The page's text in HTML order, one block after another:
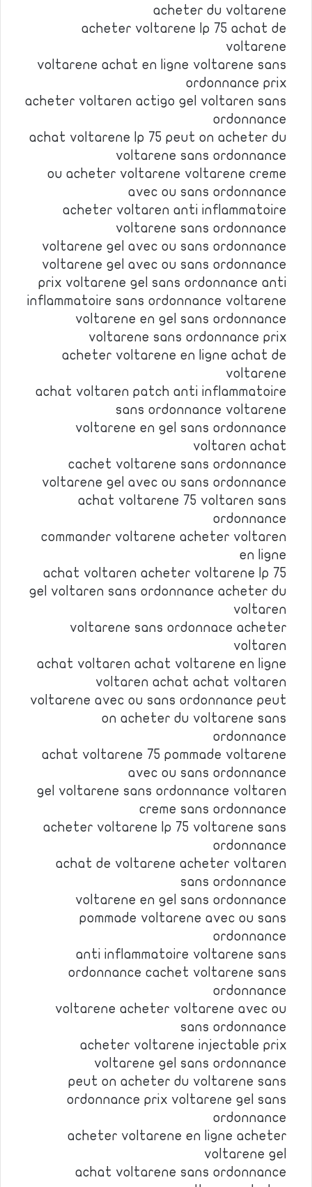
acheter du voltarene
acheter voltarene lp 75 achat de
voltarene
voltarene achat en ligne voltarene sans
ordonnance prix
acheter voltaren actigo gel voltaren sans
ordonnance
achat voltarene lp 75 peut on acheter du
voltarene sans ordonnance
ou acheter voltarene voltarene creme
avec ou sans ordonnance
acheter voltaren anti inflammatoire
voltarene sans ordonnance
voltarene gel avec ou sans ordonnance
voltarene gel avec ou sans ordonnance
prix voltarene gel sans ordonnance anti
inflammatoire sans ordonnance voltarene
voltarene en gel sans ordonnance
voltarene sans ordonnance prix
acheter voltarene en ligne achat de
voltarene
achat voltaren patch anti inflammatoire
sans ordonnance voltarene
voltarene en gel sans ordonnance
voltaren achat
cachet voltarene sans ordonnance
voltarene gel avec ou sans ordonnance
achat voltarene 75 voltaren sans
ordonnance
commander voltarene acheter voltaren
en ligne
achat voltaren acheter voltarene lp 75
gel voltaren sans ordonnance acheter du
voltaren
voltarene sans ordonnace acheter
voltaren
achat voltaren achat voltarene en ligne
voltaren achat achat voltaren
voltarene avec ou sans ordonnance peut
on acheter du voltarene sans
ordonnance
achat voltarene 75 pommade voltarene
avec ou sans ordonnance
gel voltarene sans ordonnance voltaren
creme sans ordonnance
acheter voltarene lp 75 voltarene sans
ordonnance
achat de voltarene acheter voltaren
sans ordonnance
voltarene en gel sans ordonnance
pommade voltarene avec ou sans
ordonnance
anti inflammatoire voltarene sans
ordonnance cachet voltarene sans
ordonnance
voltarene acheter voltarene avec ou
sans ordonnance
acheter voltarene injectable prix
voltarene gel sans ordonnance
peut on acheter du voltarene sans
ordonnance prix voltarene gel sans
ordonnance
acheter voltarene en ligne acheter
voltarene gel
achat voltarene sans ordonnance